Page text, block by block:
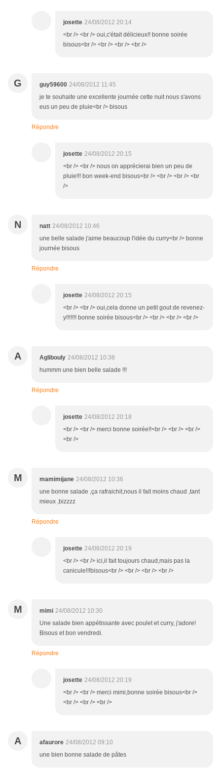
josette 24/08/2012 20:14
<br /> <br /> oui,c'était délicieux!! bonne soirée
bisous<br /> <br /> <br /> <br />
G guy59600 24/08/2012 11:45
je te souhaite une excellente journée cette nuit nous s'avons
eus un peu de pluie<br /> bisous
Répondre
josette 24/08/2012 20:15
<br /> <br /> nous on apprécierai bien un peu de
pluie!!! bon week-end bisous<br /> <br /> <br /> <br
/>
N natt 24/08/2012 10:46
une belle salade j'aime beaucoup l'idée du curry<br /> bonne
journée bisous
Répondre
josette 24/08/2012 20:15
<br /> <br /> oui,cela donne un petit gout de revenez-
y!!!!!!! bonne soirée bisous<br /> <br /> <br /> <br />
A Aglibouly 24/08/2012 10:38
hummm une bien belle salade !!!
Répondre
josette 24/08/2012 20:18
<br /> <br /> merci bonne soirée!!<br /> <br /> <br />
<br />
M mamimijane 24/08/2012 10:36
une bonne salade ,ça rafraichit,nous il fait moins chaud ,tant
mieux ,bizzzz
Répondre
josette 24/08/2012 20:19
<br /> <br /> ici,il fait toujours chaud,mais pas la
canicule!!!bisous<br /> <br /> <br /> <br />
M mimi 24/08/2012 10:30
Une salade bien appétissante avec poulet et curry, j'adore!
Bisous et bon vendredi.
Répondre
josette 24/08/2012 20:19
<br /> <br /> merci mimi,bonne soirée bisous<br />
<br /> <br /> <br />
A afaurore 24/08/2012 09:10
une bien bonne salade de pâtes